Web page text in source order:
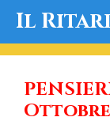
Il
Ottobre